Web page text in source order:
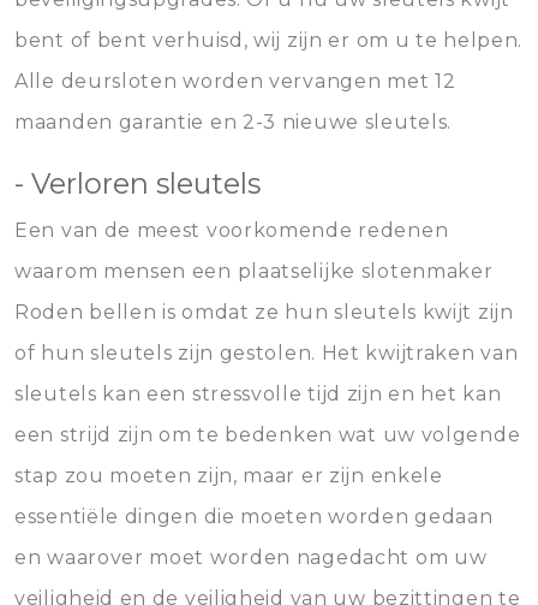
bent of bent verhuisd, wij zijn er om u te helpen.
Alle deursloten worden vervangen met 12
maanden garantie en 2-3 nieuwe sleutels.
- Verloren sleutels
Een van de meest voorkomende redenen
waarom mensen een plaatselijke slotenmaker
Roden bellen is omdat ze hun sleutels kwijt zijn
of hun sleutels zijn gestolen. Het kwijtraken van
sleutels kan een stressvolle tijd zijn en het kan
een strijd zijn om te bedenken wat uw volgende
stap zou moeten zijn, maar er zijn enkele
essentiële dingen die moeten worden gedaan
en waarover moet worden nagedacht om uw
veiligheid en de veiligheid van uw bezittingen te